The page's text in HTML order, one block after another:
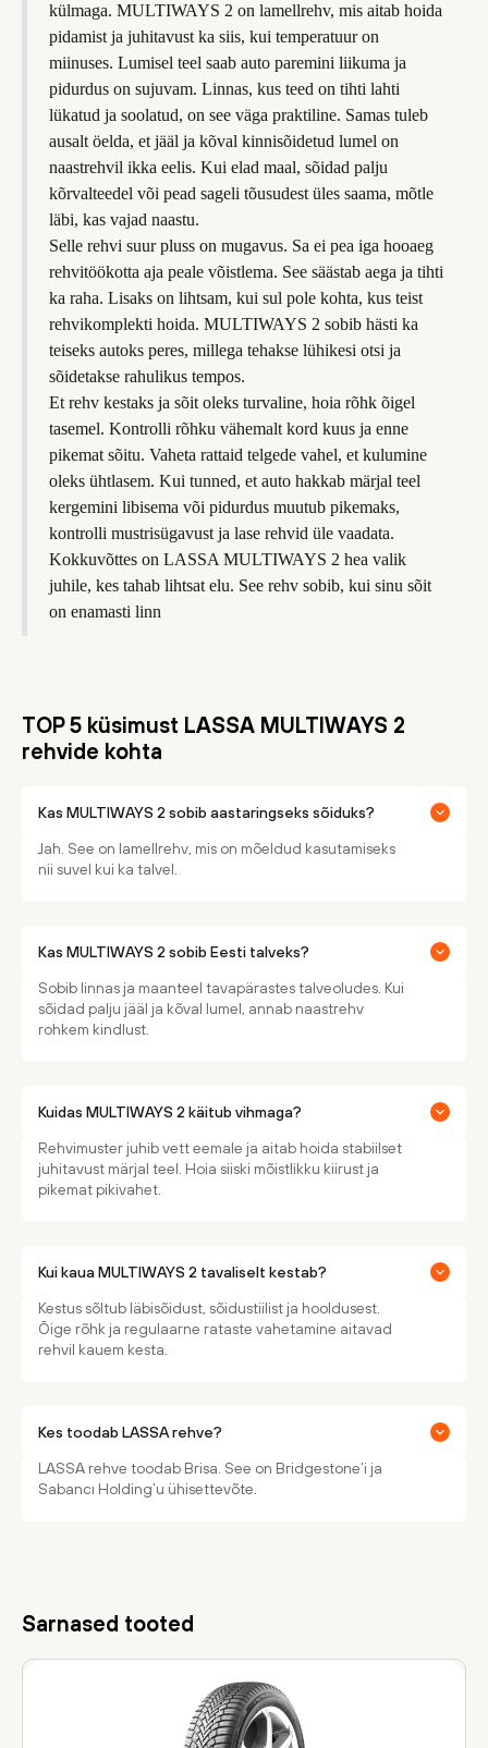
külmaga. MULTIWAYS 2 on lamellrehv, mis aitab hoida
pidamist ja juhitavust ka siis, kui temperatuur on
miinuses. Lumisel teel saab auto paremini liikuma ja
pidurdus on sujuvam. Linnas, kus teed on tihti lahti
lükatud ja soolatud, on see väga praktiline. Samas tuleb
ausalt öelda, et jääl ja kõval kinnisõidetud lumel on
naastrehvil ikka eelis. Kui elad maal, sõidad palju
kõrvalteedel või pead sageli tõusudest üles saama, mõtle
läbi, kas vajad naastu.
Selle rehvi suur pluss on mugavus. Sa ei pea iga hooaeg
rehvitöökotta aja peale võistlema. See säästab aega ja tihti
ka raha. Lisaks on lihtsam, kui sul pole kohta, kus teist
rehvikomplekti hoida. MULTIWAYS 2 sobib hästi ka
teiseks autoks peres, millega tehakse lühikesi otsi ja
sõidetakse rahulikus tempos.
Et rehv kestaks ja sõit oleks turvaline, hoia rõhk õigel
tasemel. Kontrolli rõhku vähemalt kord kuus ja enne
pikemat sõitu. Vaheta rattaid telgede vahel, et kulumine
oleks ühtlasem. Kui tunned, et auto hakkab märjal teel
kergemini libisema või pidurdus muutub pikemaks,
kontrolli mustrisügavust ja lase rehvid üle vaadata.
Kokkuvõttes on LASSA MULTIWAYS 2 hea valik
juhile, kes tahab lihtsat elu. See rehv sobib, kui sinu sõit
on enamasti linn
TOP 5 küsimust LASSA MULTIWAYS 2
rehvide kohta
Kas MULTIWAYS 2 sobib aastaringseks sõiduks?
Jah. See on lamellrehv, mis on mõeldud kasutamiseks
nii suvel kui ka talvel.
Kas MULTIWAYS 2 sobib Eesti talveks?
Sobib linnas ja maanteel tavapärastes talveoludes. Kui
sõidad palju jääl ja kõval lumel, annab naastrehv
rohkem kindlust.
Kuidas MULTIWAYS 2 käitub vihmaga?
Rehvimuster juhib vett eemale ja aitab hoida stabiilset
juhitavust märjal teel. Hoia siiski mõistlikku kiirust ja
pikemat pikivahet.
Kui kaua MULTIWAYS 2 tavaliselt kestab?
Kestus sõltub läbisõidust, sõidustiilist ja hooldusest.
Õige rõhk ja regulaarne rataste vahetamine aitavad
rehvil kauem kesta.
Kes toodab LASSA rehve?
LASSA rehve toodab Brisa. See on Bridgestone’i ja
Sabancı Holding’u ühisettevõte.
Sarnased tooted